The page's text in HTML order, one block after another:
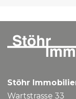
Stöhr
Wartstrasse 33